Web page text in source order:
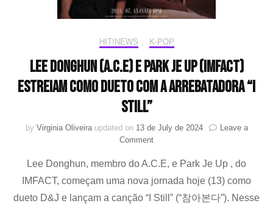
HIT!NEWS , K-POP
Lee Donghun (A.C.E) e Park Je Up (IMFACT)
estreiam como dueto com a arrebatadora “I
Still”
by Virginia Oliveira updated on 13 de July de 2024
Leave a
Commenton
Donghun
(A.C.E) e Park
Up
Lee Donghun, membro do A.C.E, e Park Je Up , do
IMFACT, começam uma nova jornada hoje (13) como
dueto D&J e lançam a canção “I Still” (“참아본다”). Nesse